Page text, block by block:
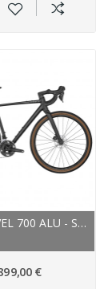
VÉLO GRAVEL 700 ALU - SCOTT 2024 SPEEDSTER...
€